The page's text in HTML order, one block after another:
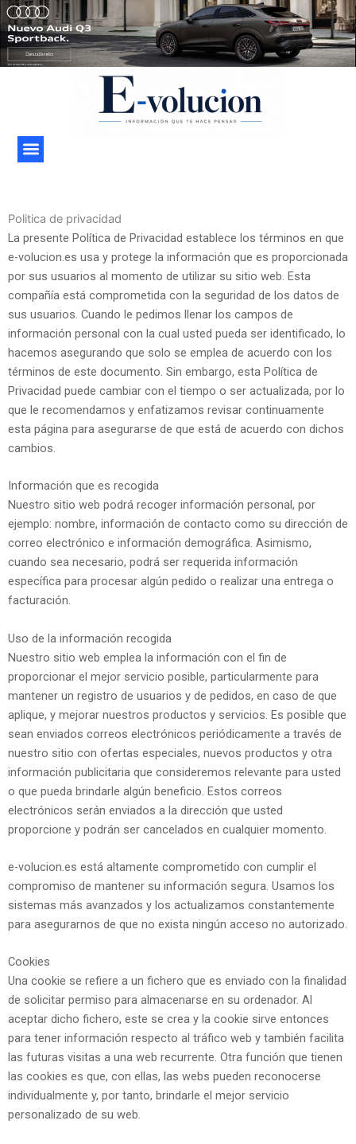
al
contenido
Politica de privacidad
La presente Política de Privacidad establece los términos en que
e-volucion.es usa y protege la información que es proporcionada
por sus usuarios al momento de utilizar su sitio web. Esta
compañía está comprometida con la seguridad de los datos de
sus usuarios. Cuando le pedimos llenar los campos de
información personal con la cual usted pueda ser identificado, lo
hacemos asegurando que solo se emplea de acuerdo con los
términos de este documento. Sin embargo, esta Política de
Privacidad puede cambiar con el tiempo o ser actualizada, por lo
que le recomendamos y enfatizamos revisar continuamente
esta página para asegurarse de que está de acuerdo con dichos
cambios.
Información que es recogida
Nuestro sitio web podrá recoger información personal, por
ejemplo: nombre, información de contacto como su dirección de
correo electrónico e información demográfica. Asimismo,
cuando sea necesario, podrá ser requerida información
específica para procesar algún pedido o realizar una entrega o
facturación.
Uso de la información recogida
Nuestro sitio web emplea la información con el fin de
proporcionar el mejor servicio posible, particularmente para
mantener un registro de usuarios y de pedidos, en caso de que
aplique, y mejorar nuestros productos y servicios. Es posible que
sean enviados correos electrónicos periódicamente a través de
nuestro sitio con ofertas especiales, nuevos productos y otra
información publicitaria que consideremos relevante para usted
o que pueda brindarle algún beneficio. Estos correos
electrónicos serán enviados a la dirección que usted
proporcione y podrán ser cancelados en cualquier momento.
e-volucion.es está altamente comprometido con cumplir el
compromiso de mantener su información segura. Usamos los
sistemas más avanzados y los actualizamos constantemente
para asegurarnos de que no exista ningún acceso no autorizado.
Cookies
Una cookie se refiere a un fichero que es enviado con la finalidad
de solicitar permiso para almacenarse en su ordenador. Al
aceptar dicho fichero, este se crea y la cookie sirve entonces
para tener información respecto al tráfico web y también facilita
las futuras visitas a una web recurrente. Otra función que tienen
las cookies es que, con ellas, las webs pueden reconocerse
individualmente y, por tanto, brindarle el mejor servicio
personalizado de su web.